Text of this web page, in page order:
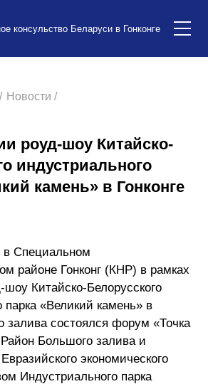
консульство Беларуси в Гонконге
Новости /
роуд-шоу Китайско-
индустриального
камень» в Гонконге
в Специальном
районе Гонконг (КНР) в рамках
шоу Китайско-Белорусского
парка «Великий камень» в
залива состоялся форум «Точка
Большого залива и
экономического
Индустриального парка